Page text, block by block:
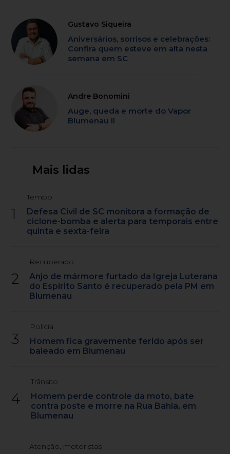
Gustavo Siqueira
Aniversários, sorrisos e celebrações:
Confira quem esteve em alta nesta
semana em SC
Andre Bonomini
Auge, queda e morte do Vapor
Blumenau II
Mais lidas
1
Tempo
Defesa Civil de SC monitora a formação de
ciclone-bomba e alerta para temporais entre
quinta e sexta-feira
2
Recuperado
Anjo de mármore furtado da Igreja Luterana
do Espírito Santo é recuperado pela PM em
Blumenau
3
Polícia
Homem fica gravemente ferido após ser
baleado em Blumenau
4
Trânsito
Homem perde controle da moto, bate
contra poste e morre na Rua Bahia, em
Blumenau
Atenção, motoristas